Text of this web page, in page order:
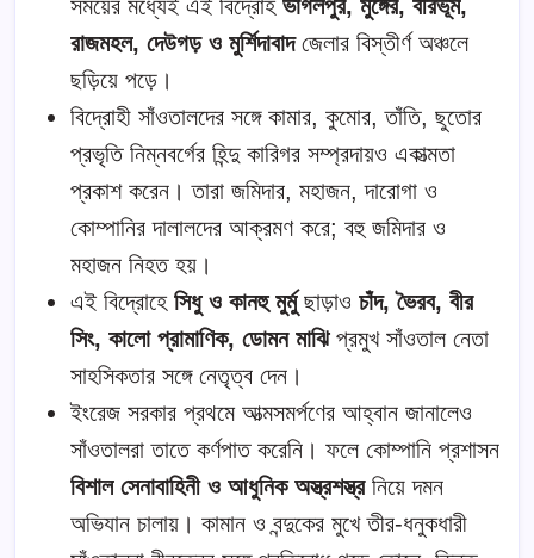
সময়ের মধ্যেই এই বিদ্রোহ ভাগলপুর, মুঙ্গের, বীরভূম,
রাজমহল, দেউগড় ও মুর্শিদাবাদজেলার বিস্তীর্ণ অঞ্চলে
ছড়িয়ে পড়ে।
বিদ্রোহী সাঁওতালদের সঙ্গে কামার, কুমোর, তাঁতি, ছুতোর
প্রভৃতি নিম্নবর্গের হিন্দু কারিগর সম্প্রদায়ও একাত্মতা
প্রকাশ করেন। তারা জমিদার, মহাজন, দারোগা ও
কোম্পানির দালালদের আক্রমণ করে; বহু জমিদার ও
মহাজন নিহত হয়।
এই বিদ্রোহে সিধু ও কানহু মুর্মুছাড়াও চাঁদ, ভৈরব, বীর
সিং, কালো প্রামাণিক, ডোমন মাঝিপ্রমুখ সাঁওতাল নেতা
সাহসিকতার সঙ্গে নেতৃত্ব দেন।
ইংরেজ সরকার প্রথমে আত্মসমর্পণের আহ্বান জানালেও
সাঁওতালরা তাতে কর্ণপাত করেনি। ফলে কোম্পানি প্রশাসন
বিশাল সেনাবাহিনী ও আধুনিক অস্ত্রশস্ত্রনিয়ে দমন
অভিযান চালায়। কামান ও বন্দুকের মুখে তীর-ধনুকধারী